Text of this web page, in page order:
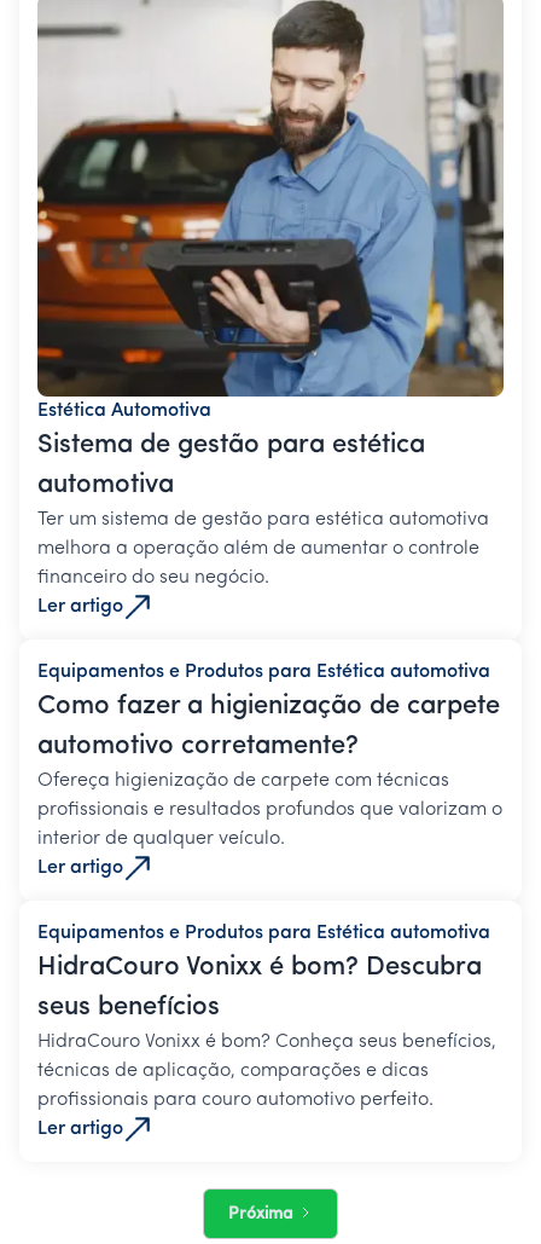
Estética Automotiva
Sistema de gestão para estética
automotiva
Ter um sistema de gestão para estética automotiva
melhora a operação além de aumentar o controle
financeiro do seu negócio.
Ler artigo
Equipamentos e Produtos para Estética automotiva
Como fazer a higienização de carpete
automotivo corretamente?
Ofereça higienização de carpete com técnicas
profissionais e resultados profundos que valorizam o
interior de qualquer veículo.
Ler artigo
Equipamentos e Produtos para Estética automotiva
HidraCouro Vonixx é bom? Descubra
seus benefícios
HidraCouro Vonixx é bom? Conheça seus benefícios,
técnicas de aplicação, comparações e dicas
profissionais para couro automotivo perfeito.
Ler artigo
Próxima